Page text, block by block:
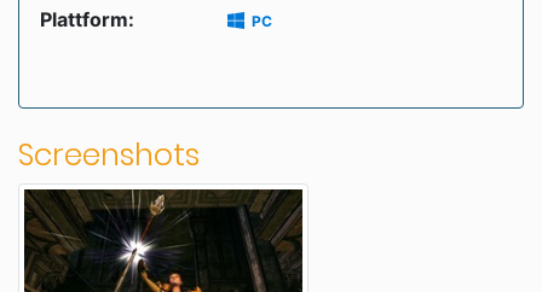
Plattform:
PC
Screenshots